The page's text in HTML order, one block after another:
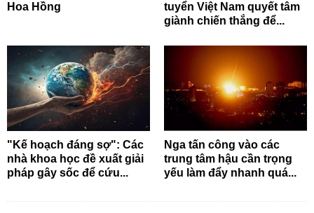
Hoa Hồng
tuyển Việt Nam quyết tâm
giành chiến thắng để...
"Kế hoạch đáng sợ": Các
nhà khoa học đề xuất giải
pháp gây sốc để cứu...
Nga tấn công vào các
trung tâm hậu cần trọng
yếu làm đẩy nhanh quá...